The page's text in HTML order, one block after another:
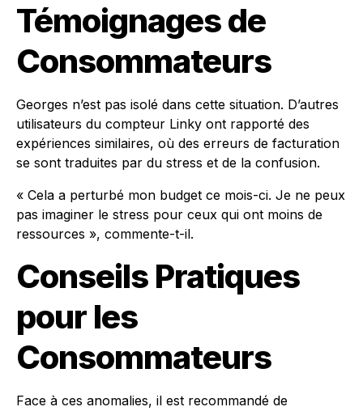
Témoignages de
Consommateurs
Georges n’est pas isolé dans cette situation. D’autres
utilisateurs du compteur Linky ont rapporté des
expériences similaires, où des erreurs de facturation
se sont traduites par du stress et de la confusion.
« Cela a perturbé mon budget ce mois-ci. Je ne peux
pas imaginer le stress pour ceux qui ont moins de
ressources », commente-t-il.
Conseils Pratiques
pour les
Consommateurs
Face à ces anomalies, il est recommandé de